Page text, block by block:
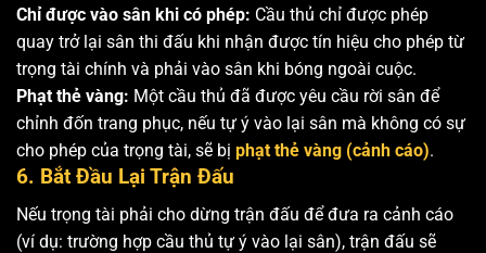
Chỉ được vào sân khi có phép: Cầu thủ chỉ được phép
quay trở lại sân thi đấu khi nhận được tín hiệu cho phép từ
trọng tài chính và phải vào sân khi bóng ngoài cuộc.
Phạt thẻ vàng: Một cầu thủ đã được yêu cầu rời sân để
chỉnh đốn trang phục, nếu tự ý vào lại sân mà không có sự
cho phép của trọng tài, sẽ bị phạt thẻ vàng (cảnh cáo).
6. Bắt Đầu Lại Trận Đấu
Nếu trọng tài phải cho dừng trận đấu để đưa ra cảnh cáo
(ví dụ: trường hợp cầu thủ tự ý vào lại sân), trận đấu sẽ